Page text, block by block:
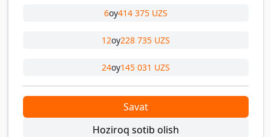
6oy414 375 UZS
12oy228 735 UZS
24oy145 031 UZS
Savat
Hoziroq sotib olish